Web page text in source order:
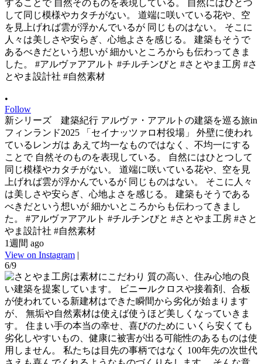
•
Follow
新シリーズ 建築紀行 アルヴァ・アアルトの建築を巡る旅in
フィンランド2025 「セイナッツァロ村役場」 外壁に使われ
ているレンガは あえて均一なものではなく、不均一にする
ことで 自然そのものを表現している。 自然にはひとつして
同じ模様やカタチがない。 道端に咲いている花や、空を見
上げれば雲が浮かんでいるが 同じものはない。 そこに人々
は美しさや安らぎ、心地よさを感じる。 建築もそうである
べきだという想いが 細かいところからも伝わってきまし
た。 #アルヴァアアルト #チルチンびと #さとやま工房 #さと
やま設計社 #自然素材
1週間 ago
View on Instagram |
6/9